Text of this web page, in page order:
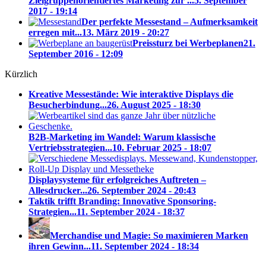
2017 - 19:14
Der perfekte Messestand – Aufmerksamkeit
erregen mit...13. März 2019 - 20:27
Preissturz bei Werbeplanen21.
September 2016 - 12:09
Kürzlich
Kreative Messestände: Wie interaktive Displays die
Besucherbindung...26. August 2025 - 18:30
B2B-Marketing im Wandel: Warum klassische
Vertriebsstrategien...10. Februar 2025 - 18:07
Displaysysteme für erfolgreiches Auftreten –
Allesdrucker...26. September 2024 - 20:43
Taktik trifft Branding: Innovative Sponsoring-
Strategien...11. September 2024 - 18:37
Merchandise und Magie: So maximieren Marken
ihren Gewinn...11. September 2024 - 18:34